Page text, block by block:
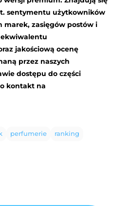
sentymentu użytkowników
marek, zasięgów postów i
ekwiwalentu
jakościową ocenę
przez naszych
dostępu do części
kontakt na
perfumerie ranking